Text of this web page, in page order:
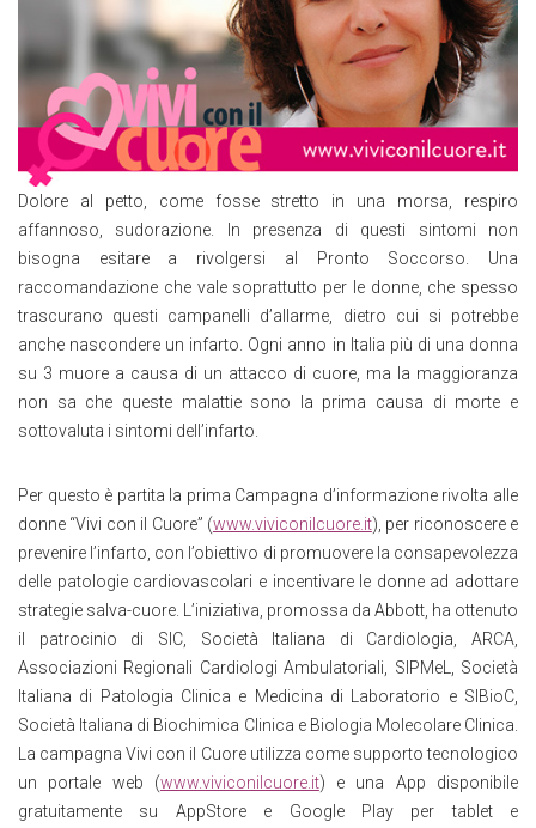
Dolore al petto, come fosse stretto in una morsa, respiro
affannoso, sudorazione. In presenza di questi sintomi non
bisogna esitare a rivolgersi al Pronto Soccorso. Una
raccomandazione che vale soprattutto per le donne, che spesso
trascurano questi campanelli d’allarme, dietro cui si potrebbe
anche nascondere un infarto. Ogni anno in Italia più di una donna
su 3 muore a causa di un attacco di cuore, ma la maggioranza
non sa che queste malattie sono la prima causa di morte e
sottovaluta i sintomi dell’infarto.
Per questo è partita la prima Campagna d’informazione rivolta alle
donne “Vivi con il Cuore” (www.viviconilcuore.it), per riconoscere e
prevenire l’infarto, con l’obiettivo di promuovere la consapevolezza
delle patologie cardiovascolari e incentivare le donne ad adottare
strategie salva-cuore. L’iniziativa, promossa da Abbott, ha ottenuto
il patrocinio di SIC, Società Italiana di Cardiologia, ARCA,
Associazioni Regionali Cardiologi Ambulatoriali, SIPMeL, Società
Italiana di Patologia Clinica e Medicina di Laboratorio e SIBioC,
Società Italiana di Biochimica Clinica e Biologia Molecolare Clinica.
La campagna Vivi con il Cuore utilizza come supporto tecnologico
un portale web (www.viviconilcuore.it) e una App disponibile
gratuitamente su AppStore e Google Play per tablet e